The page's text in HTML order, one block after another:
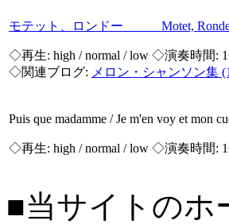
モテット、ロンドー Motet,
◇再生: high / normal / low ◇演奏時間:
◇関連ブログ: メロン・シャンソン集
Puis que madamme / Je m'en voy et mon
◇再生: high / normal / low ◇演奏時間:
■当サイトのホ